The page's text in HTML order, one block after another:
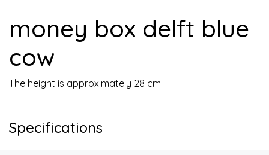
money box delft blue
cow
The height is approximately 28 cm
Specifications